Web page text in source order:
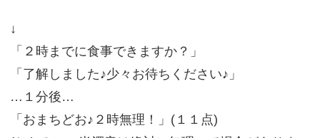
↓
「２時までに食事できますか？」
「了解しました♪少々お待ちください♪」
…１分後…
「おまちどお♪２時無理！」(１１点)